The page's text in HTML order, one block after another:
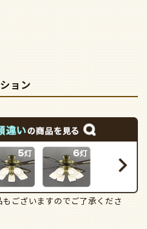
ョン
ございますのでご了承くださ